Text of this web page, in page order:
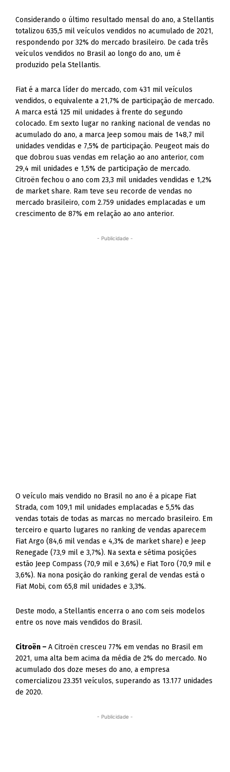
Considerando o último resultado mensal do ano, a Stellantis
totalizou 635,5 mil veículos vendidos no acumulado de 2021,
respondendo por 32% do mercado brasileiro. De cada três
veículos vendidos no Brasil ao longo do ano, um é
produzido pela Stellantis.
Fiat é a marca líder do mercado, com 431 mil veículos
vendidos, o equivalente a 21,7% de participação de mercado.
A marca está 125 mil unidades à frente do segundo
colocado. Em sexto lugar no ranking nacional de vendas no
acumulado do ano, a marca Jeep somou mais de 148,7 mil
unidades vendidas e 7,5% de participação. Peugeot mais do
que dobrou suas vendas em relação ao ano anterior, com
29,4 mil unidades e 1,5% de participação de mercado.
Citroën fechou o ano com 23,3 mil unidades vendidas e 1,2%
de market share. Ram teve seu recorde de vendas no
mercado brasileiro, com 2.759 unidades emplacadas e um
crescimento de 87% em relação ao ano anterior.
- Publicidade -
O veículo mais vendido no Brasil no ano é a picape Fiat
Strada, com 109,1 mil unidades emplacadas e 5,5% das
vendas totais de todas as marcas no mercado brasileiro. Em
terceiro e quarto lugares no ranking de vendas aparecem
Fiat Argo (84,6 mil vendas e 4,3% de market share) e Jeep
Renegade (73,9 mil e 3,7%). Na sexta e sétima posições
estão Jeep Compass (70,9 mil e 3,6%) e Fiat Toro (70,9 mil e
3,6%). Na nona posição do ranking geral de vendas está o
Fiat Mobi, com 65,8 mil unidades e 3,3%.
Deste modo, a Stellantis encerra o ano com seis modelos
entre os nove mais vendidos do Brasil.
Citroën –A Citroën cresceu 77% em vendas no Brasil em
2021, uma alta bem acima da média de 2% do mercado. No
acumulado dos doze meses do ano, a empresa
comercializou 23.351 veículos, superando as 13.177 unidades
de 2020.
- Publicidade -